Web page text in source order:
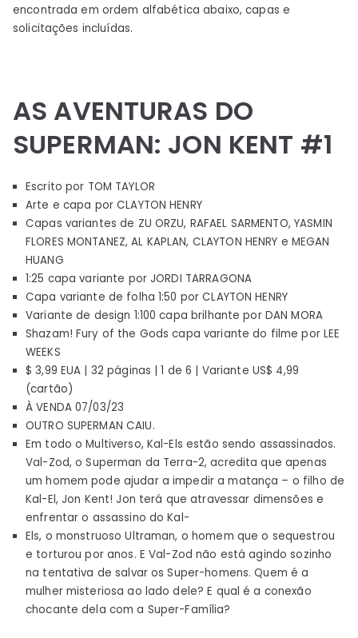
encontrada em ordem alfabética abaixo, capas e
solicitações incluídas.
AS AVENTURAS DO
SUPERMAN: JON KENT #1
Escrito por TOM TAYLOR
Arte e capa por CLAYTON HENRY
Capas variantes de ZU ORZU, RAFAEL SARMENTO, YASMIN
FLORES MONTANEZ, AL KAPLAN, CLAYTON HENRY e MEGAN
HUANG
1:25 capa variante por JORDI TARRAGONA
Capa variante de folha 1:50 por CLAYTON HENRY
Variante de design 1:100 capa brilhante por DAN MORA
Shazam! Fury of the Gods capa variante do filme por LEE
WEEKS
$ 3,99 EUA | 32 páginas | 1 de 6 | Variante US$ 4,99
(cartão)
À VENDA 07/03/23
OUTRO SUPERMAN CAIU.
Em todo o Multiverso, Kal-Els estão sendo assassinados.
Val-Zod, o Superman da Terra-2, acredita que apenas
um homem pode ajudar a impedir a matança – o filho de
Kal-El, Jon Kent! Jon terá que atravessar dimensões e
enfrentar o assassino do Kal-
Els, o monstruoso Ultraman, o homem que o sequestrou
e torturou por anos. E Val-Zod não está agindo sozinho
na tentativa de salvar os Super-homens. Quem é a
mulher misteriosa ao lado dele? E qual é a conexão
chocante dela com a Super-Família?